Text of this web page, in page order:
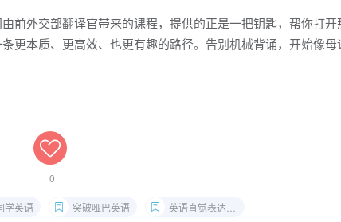
前外交部翻译官带来的课程，提供的正是一把钥匙，帮你打开
更本质、更高效、也更有趣的路径。告别机械背诵，开始像母
0
学英语 突破哑巴英语 英语直觉表达培养